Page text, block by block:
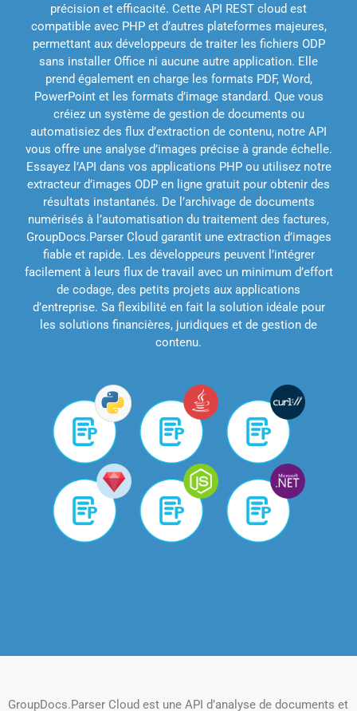
précision et efficacité. Cette API REST cloud est
compatible avec PHP et d’autres plateformes majeures,
permettant aux développeurs de traiter les fichiers ODP
sans installer Office ni aucune autre application. Elle
prend également en charge les formats PDF, Word,
PowerPoint et les formats d’image standard. Que vous
créiez un système de gestion de documents ou
automatisiez des flux d’extraction de contenu, notre API
vous offre une analyse d’images précise à grande échelle.
Essayez l’API dans vos applications PHP ou utilisez notre
extracteur d’images ODP en ligne gratuit pour obtenir des
résultats instantanés. De l’archivage de documents
numérisés à l’automatisation du traitement des factures,
GroupDocs.Parser Cloud garantit une extraction d’images
fiable et rapide. Les développeurs peuvent l’intégrer
facilement à leurs flux de travail avec un minimum d’effort
de codage, des petits projets aux applications
d’entreprise. Sa flexibilité en fait la solution idéale pour
les solutions financières, juridiques et de gestion de
contenu.
GroupDocs.Parser Cloud est une API d’analyse de documents et